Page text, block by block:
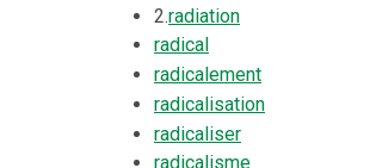
2.radiation
radical
radicalement
radicalisation
radicaliser
radicalisme